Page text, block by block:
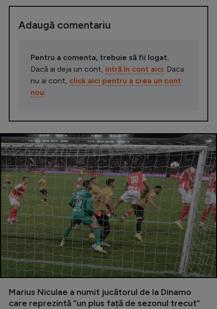
Adaugă comentariu
Pentru a comenta, trebuie să fii logat.
Dacă ai deja un cont, intră în cont aici. Daca
nu ai cont, click aici pentru a crea un cont
nou.
Marius Niculae a numit jucătorul de la Dinamo
care reprezintă ”un plus față de sezonul trecut”